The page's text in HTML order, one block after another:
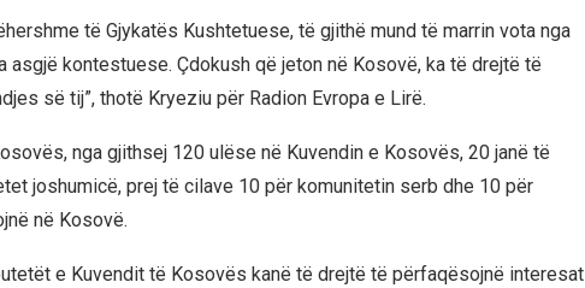
të Gjykatës Kushtetuese, të gjithë mund të marrin vota nga
asgjë kontestuese. Çdokush që jeton në Kosovë, ka të drejtë të
së tij”, thotë Kryeziu për Radion Evropa e Lirë.
nga gjithsej 120 ulëse në Kuvendin e Kosovës, 20 janë të
joshumicë, prej të cilave 10 për komunitetin serb dhe 10 për
në Kosovë.
e Kuvendit të Kosovës kanë të drejtë të përfaqësojnë interesat